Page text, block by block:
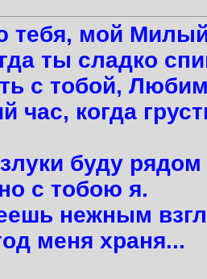
тебя, мой
ты сладко
с тобой,
час, когда
буду рядом
с тобою я.
нежным
меня храня...